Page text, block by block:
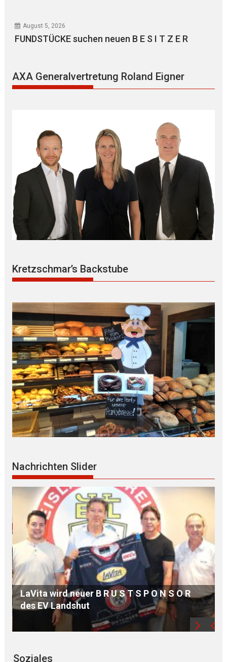
August 5, 2026
FUNDSTÜCKE suchen neuen B E S I T Z E R
AXA Generalvertretung Roland Eigner
Kretzschmar’s Backstube
Nachrichten Slider
MdB Oßner: E L E K T R I F I Z I E R U N G der
Bahnstrecke MÜHLDORF-LANDSHUT stärkt
die Region
Soziales